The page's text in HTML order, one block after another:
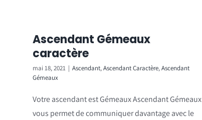
Ascendant Gémeaux
caractère
mai 18, 2021 | Ascendant,Ascendant Caractère,Ascendant
Gémeaux
Votre ascendant est Gémeaux Ascendant Gémeaux
vous permet de communiquer davantage avec le